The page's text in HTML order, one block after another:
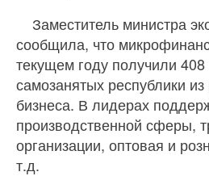
Заместитель министра
сообщила, что
текущем году получили
самозанятых республики
бизнеса. В лидерах
производственной сферы,
организации, оптовая и
т.д.